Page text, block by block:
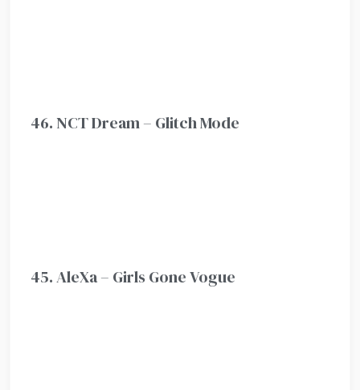
46. NCT Dream – Glitch Mode
45. AleXa – Girls Gone Vogue